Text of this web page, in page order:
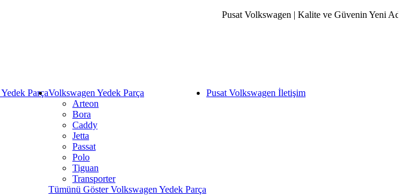
Pusat Volkswagen | Kalite ve Güvenin Yeni
ParçaVolkswagen Yedek Parça
Arteon
Bora
Caddy
Jetta
Passat
Polo
Tiguan
Transporter
Tümünü Göster Volkswagen Yedek Parça
Pusat Volkswagen İletişim